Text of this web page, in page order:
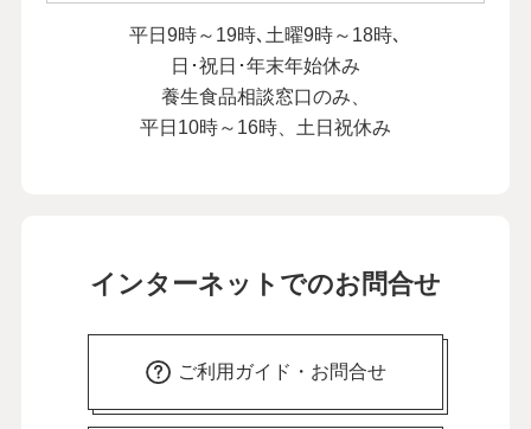
平日9時～19時､土曜9時～18時､
日･祝日･年末年始休み
養生食品相談窓口のみ、
平日10時～16時、土日祝休み
インターネットでのお問合せ
ご利用ガイド・お問合せ